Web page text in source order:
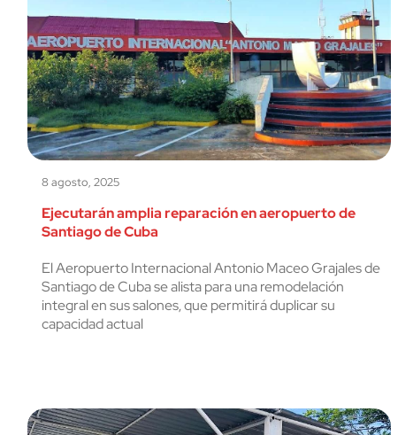
8 agosto, 2025
Ejecutarán amplia reparación en aeropuerto de
Santiago de Cuba
El Aeropuerto Internacional Antonio Maceo Grajales de
Santiago de Cuba se alista para una remodelación
integral en sus salones, que permitirá duplicar su
capacidad actual